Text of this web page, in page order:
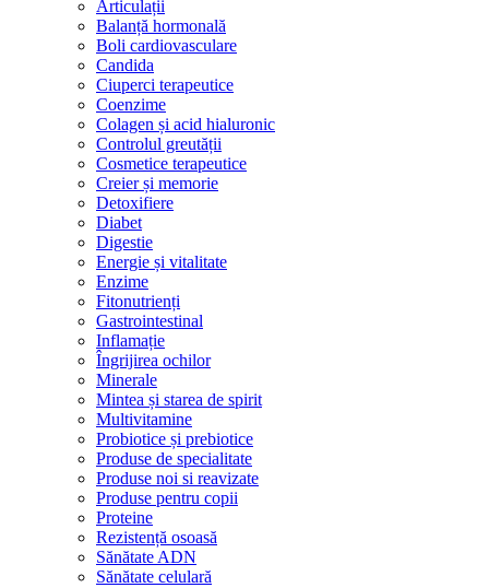
Articulații
Balanță hormonală
Boli cardiovasculare
Candida
Ciuperci terapeutice
Coenzime
Colagen și acid hialuronic
Controlul greutății
Cosmetice terapeutice
Creier și memorie
Detoxifiere
Diabet
Digestie
Energie și vitalitate
Enzime
Fitonutrienți
Gastrointestinal
Inflamație
Îngrijirea ochilor
Minerale
Mintea și starea de spirit
Multivitamine
Probiotice și prebiotice
Produse de specialitate
Produse noi si reavizate
Produse pentru copii
Proteine
Rezistență osoasă
Sănătate ADN
Sănătate celulară